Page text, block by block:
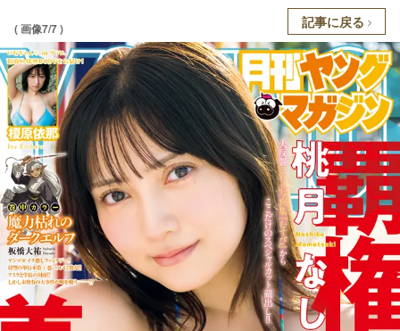
( 画像7/7 ) 記事に戻る